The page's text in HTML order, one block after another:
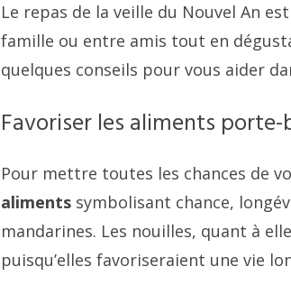
Le repas de la veille du Nouvel An
famille ou entre amis tout en
quelques conseils pour vous aider
Favoriser les aliments
Pour mettre toutes les chances de
aliments symbolisant chance,
mandarines. Les nouilles, quant à
puisqu’elles favoriseraient une vie